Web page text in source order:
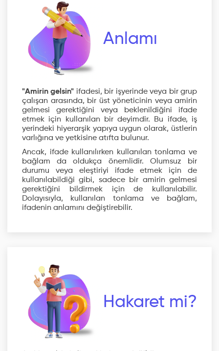
Anlamı
"Amirin gelsin" ifadesi, bir işyerinde veya bir grup
çalışan arasında, bir üst yöneticinin veya amirin
gelmesi gerektiğini veya beklenildiğini ifade
etmek için kullanılan bir deyimdir. Bu ifade, iş
yerindeki hiyerarşik yapıya uygun olarak, üstlerin
varlığına ve yetkisine atıfta bulunur.
Ancak, ifade kullanılırken kullanılan tonlama ve
bağlam da oldukça önemlidir. Olumsuz bir
durumu veya eleştiriyi ifade etmek için de
kullanılabildiği gibi, sadece bir amirin gelmesi
gerektiğini bildirmek için de kullanılabilir.
Dolayısıyla, kullanılan tonlama ve bağlam,
ifadenin anlamını değiştirebilir.
Hakaret mi?